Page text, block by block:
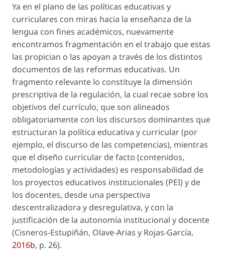
Ya en el plano de las políticas educativas y
curriculares con miras hacia la enseñanza de la
lengua con fines académicos, nuevamente
encontramos fragmentación en el trabajo que estas
las propician o las apoyan a través de los distintos
documentos de las reformas educativas. Un
fragmento relevante lo constituye la dimensión
prescriptiva de la regulación, la cual recae sobre los
objetivos del currículo, que son alineados
obligatoriamente con los discursos dominantes que
estructuran la política educativa y curricular (por
ejemplo, el discurso de las competencias), mientras
que el diseño curricular de facto (contenidos,
metodologías y actividades) es responsabilidad de
los proyectos educativos institucionales (PEI) y de
los docentes, desde una perspectiva
descentralizadora y desregulativa, y con la
justificación de la autonomía institucional y docente
(Cisneros-Estupiñán, Olave-Arias y Rojas-García,
2016b, p. 26).